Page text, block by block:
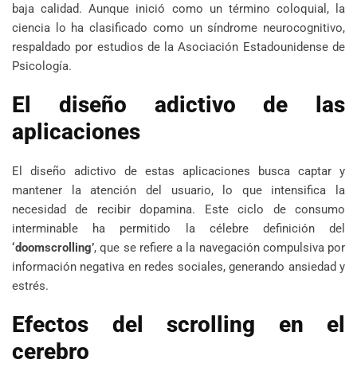
baja calidad. Aunque inició como un término coloquial, la
ciencia lo ha clasificado como un síndrome neurocognitivo,
respaldado por estudios de la Asociación Estadounidense de
Psicología.
El diseño adictivo de las
aplicaciones
El diseño adictivo de estas aplicaciones busca captar y
mantener la atención del usuario, lo que intensifica la
necesidad de recibir dopamina. Este ciclo de consumo
interminable ha permitido la célebre definición del
‘doomscrolling’, que se refiere a la navegación compulsiva por
información negativa en redes sociales, generando ansiedad y
estrés.
Efectos del scrolling en el
cerebro